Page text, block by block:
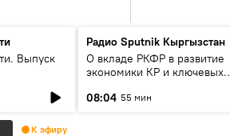
Выпуск
Радио Sputnik Кыргызстан
О вкладе РКФР в развитие
экономики КР и ключевых
08:04 55 мин
К эфиру